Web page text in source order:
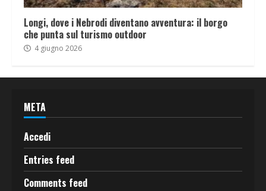
Longi, dove i Nebrodi diventano avventura: il borgo
che punta sul turismo outdoor
4 giugno 2026
META
Accedi
Entries feed
Comments feed